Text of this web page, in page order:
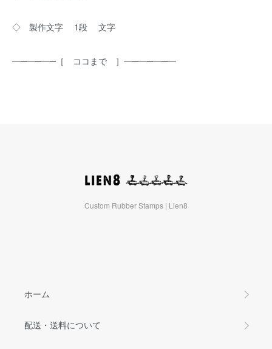
◇ 製作文字 1段 文字
━─━─━─［ ココまで ］━─━─━─━
Custom Rubber Stamps | Lien8
ホーム
配送・送料について